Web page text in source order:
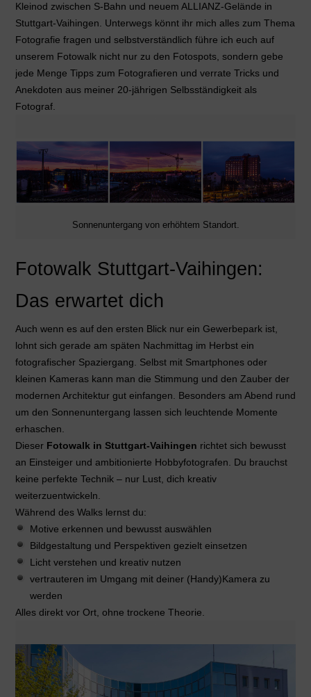
Kleinod zwischen S-Bahn und neuem ALLIANZ-Gelände in
Stuttgart-Vaihingen. Unterwegs könnt ihr mich alles zum Thema
Fotografie fragen und selbstverständlich führe ich euch auf
unserem Fotowalk nicht nur zu den Fotospots, sondern gebe
jede Menge Tipps zum Fotografieren und verrate Tricks und
Anekdoten aus meiner 20-jährigen Selbsständigkeit als
Fotograf.
Sonnenuntergang von erhöhtem Standort.
Fotowalk Stuttgart-Vaihingen:
Das erwartet dich
Auch wenn es auf den ersten Blick nur ein Gewerbepark ist,
lohnt sich gerade am späten Nachmittag im Herbst ein
fotografischer Spaziergang. Selbst mit Smartphones oder
kleinen Kameras kann man die Stimmung und den Zauber der
modernen Architektur gut einfangen. Besonders am Abend rund
um den Sonnenuntergang lassen sich leuchtende Momente
erhaschen.
Dieser Fotowalk in Stuttgart-Vaihingen richtet sich bewusst
an Einsteiger und ambitionierte Hobbyfotografen. Du brauchst
keine perfekte Technik – nur Lust, dich kreativ
weiterzuentwickeln.
Während des Walks lernst du:
Motive erkennen und bewusst auswählen
Bildgestaltung und Perspektiven gezielt einsetzen
Licht verstehen und kreativ nutzen
vertrauteren im Umgang mit deiner (Handy)Kamera zu
werden
Alles direkt vor Ort, ohne trockene Theorie.